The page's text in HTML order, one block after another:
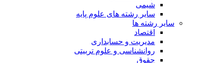
شیمی
سایر رشته های علوم پایه
سایر رشته ها
اقتصاد
مدیریت و حسابداری
روانشناسی و علوم تربیتی
حقوق